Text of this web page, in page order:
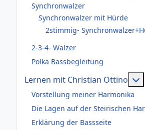
Synchronwalzer
Synchronwalzer mit Hürde
2stimmig-
2-3-4- Walzer
Polka Bassbegleitung
Lernen mit Christian Ottino
Vorstellung meiner Harmonika
Die Lagen auf der Steirischen
Erklärung der Bassseite